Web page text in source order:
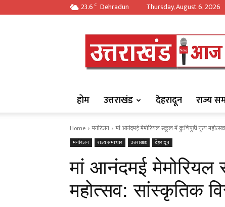
23.6 C Dehradun Thursday, August 6, 2026
https://
होम उत्तराखंड देहरादून राज्य
Home मनोरंजन मां आनंदमई मेमोरियल स्कूल में कुचिपुड़ी नृत्य
मनोरंजन राज्य समाचार उत्तराखंड देहरादून
मां आनंदमई
महोत्सव: सांस्कृतिक